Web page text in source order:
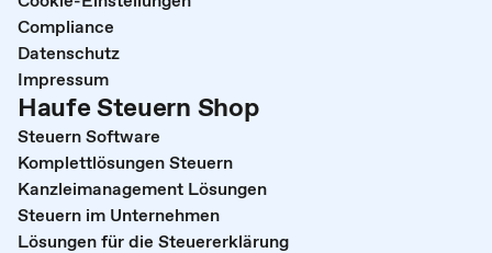
Compliance
Datenschutz
Impressum
Haufe Steuern Shop
Steuern Software
Komplettlösungen Steuern
Kanzleimanagement Lösungen
Steuern im Unternehmen
Lösungen für die Steuererklärung